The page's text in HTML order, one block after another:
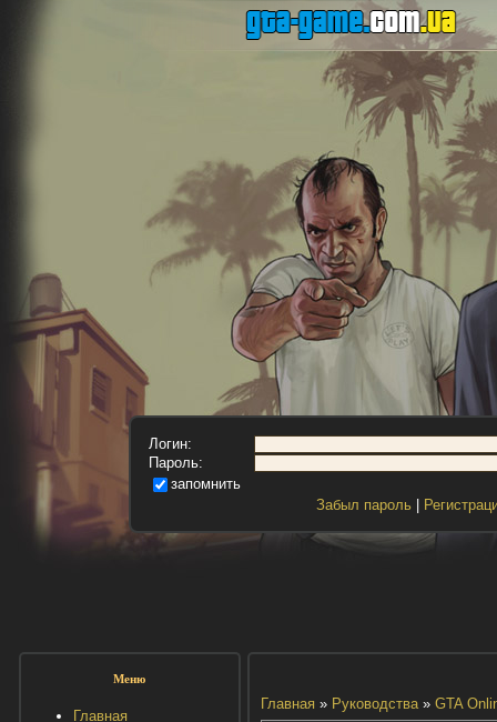
Логин:
Пароль:
запомнить
Забыл пароль|
Меню
Главная
Главная» Руководства» GTA